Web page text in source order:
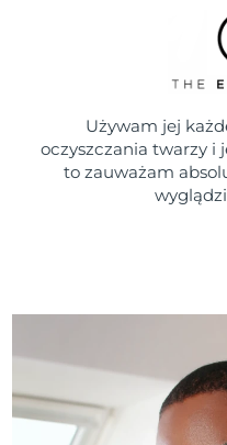
Używam jej
oczyszczania twarzy i
to zauważam